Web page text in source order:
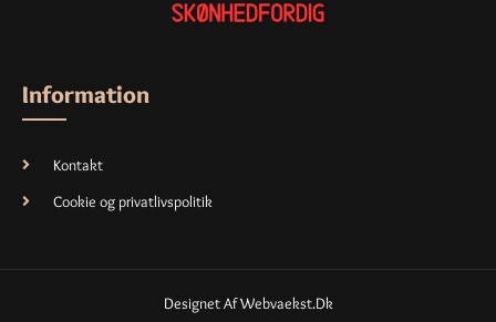
Information
Kontakt
Cookie og privatlivspolitik
Designet Af Webvaekst.dk